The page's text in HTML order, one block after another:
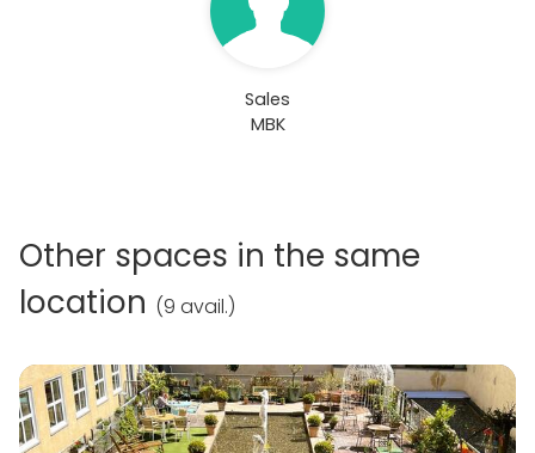
Sales
MBK
Other spaces in the same
location (9 avail.)